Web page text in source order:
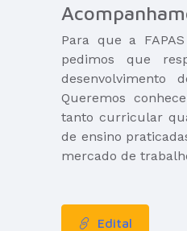
Para que a
pedimos que
desenvolvimento
Queremos
tanto curricular
de ensino
mercado de
Edital